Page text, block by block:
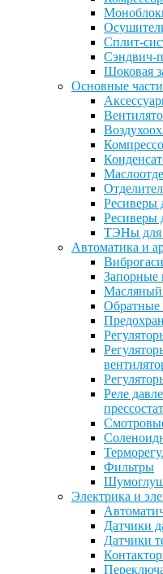
Сплит-
Сэндвич-
Шоковая
Основные
Ресиверы
Ресиверы
ТЭНы для
Автоматика и
Запорные
Масляный
Обратные
Реле
Фильтры
Электрика и
Датчики
Датчики